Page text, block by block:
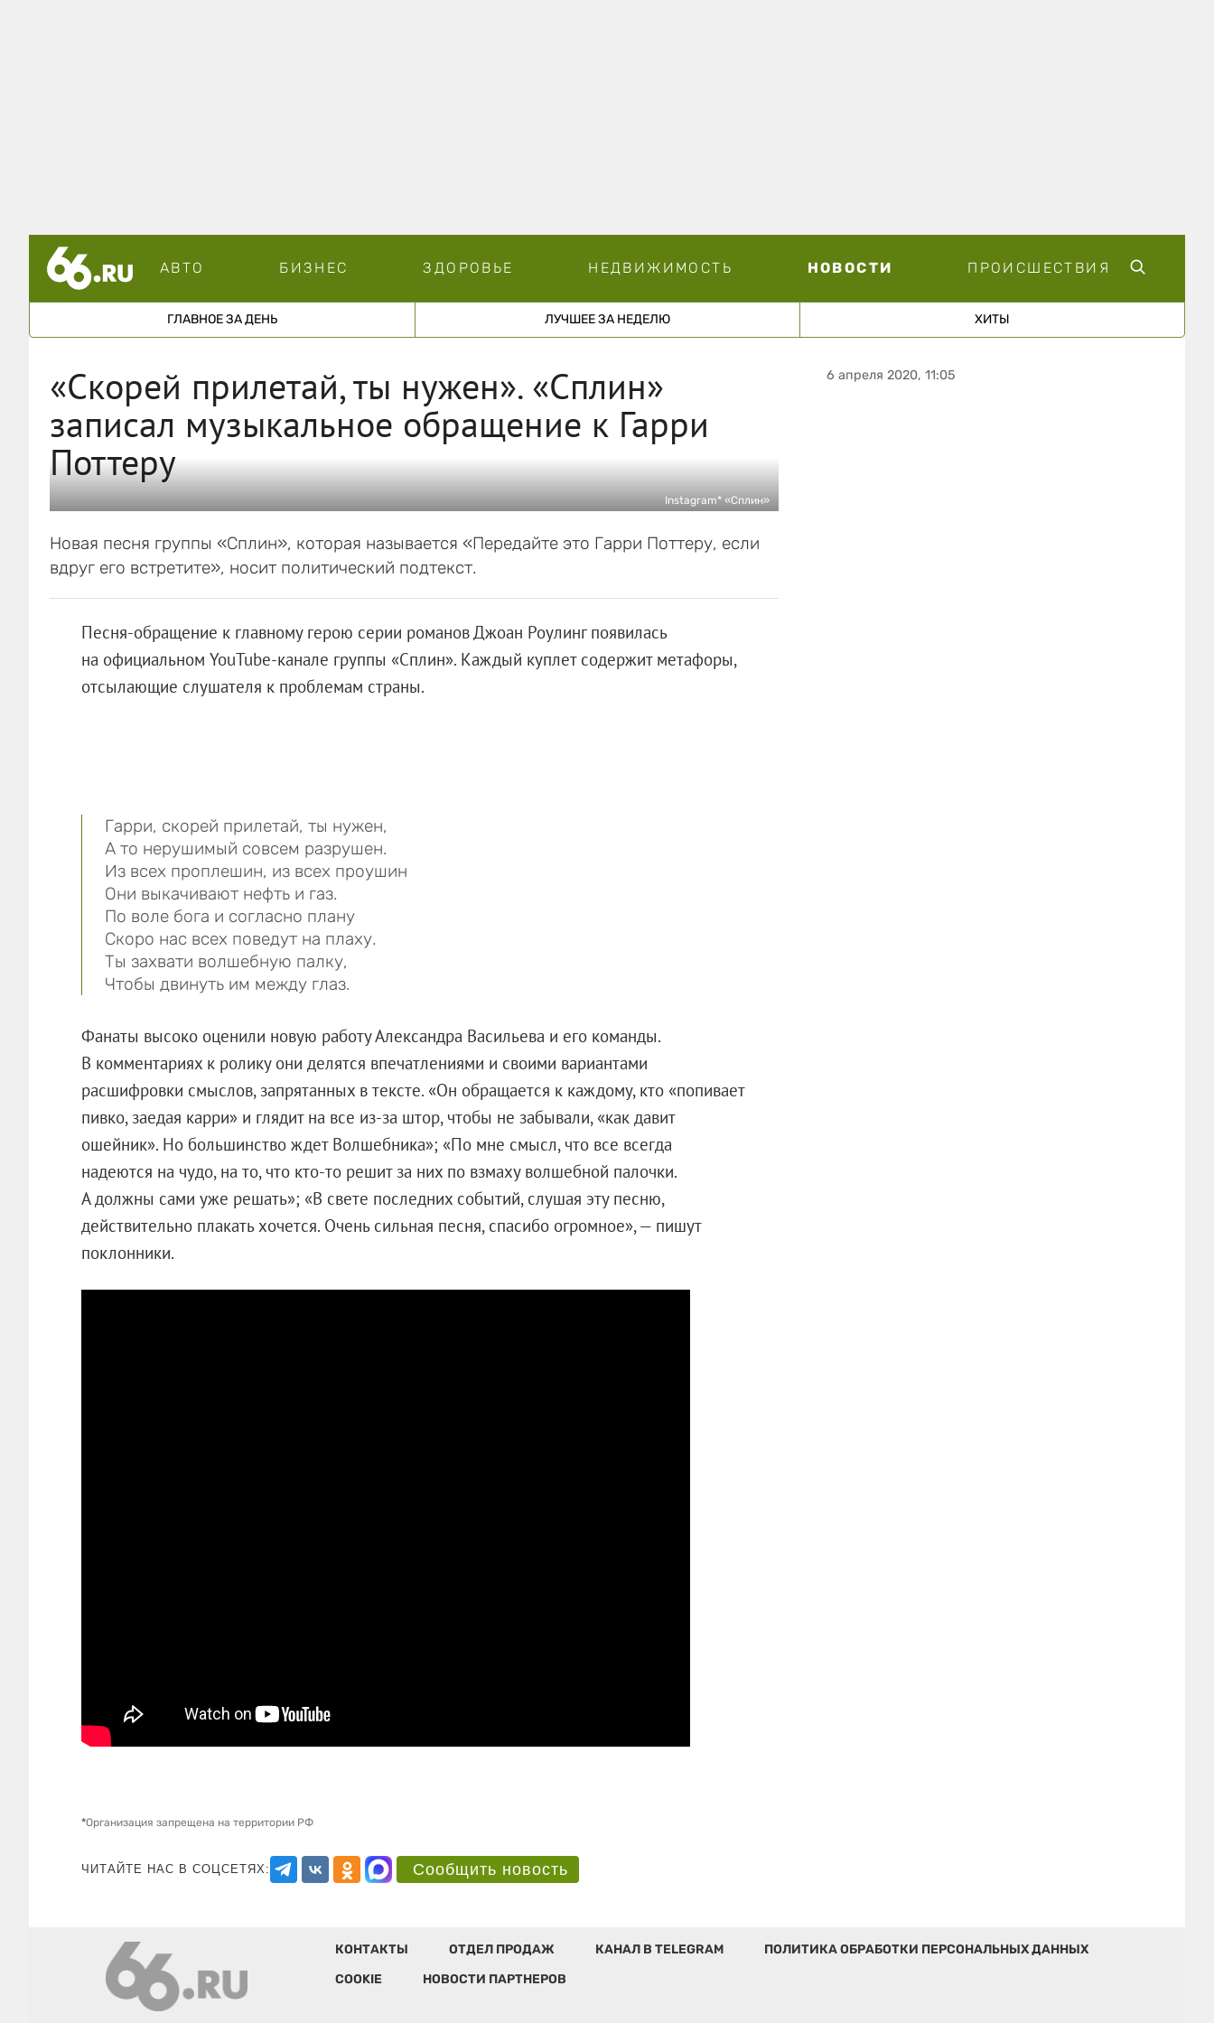
АВТО БИЗНЕС ЗДОРОВЬЕ НЕДВИЖИМОСТЬ НОВОСТИ ПРОИСШЕСТВИЯ
ГЛАВНОЕ ЗА ДЕНЬ ЛУЧШЕЕ ЗА НЕДЕЛЮ ХИТЫ
«Скорей прилетай, ты нужен». «Сплин»
записал музыкальное обращение к Гарри
Поттеру
Instagram* «Сплин»
Новая песня группы «Сплин», которая называется «Передайте это Гарри Поттеру, если
вдруг его встретите», носит политический подтекст.
Песня-обращение к главному герою серии романов Джоан Роулинг появилась
на официальном YouTube-канале группы «Сплин». Каждый куплет содержит метафоры,
отсылающие слушателя к проблемам страны.
Гарри, скорей прилетай, ты нужен,
А то нерушимый совсем разрушен.
Из всех проплешин, из всех проушин
Они выкачивают нефть и газ.
По воле бога и согласно плану
Скоро нас всех поведут на плаху.
Ты захвати волшебную палку,
Чтобы двинуть им между глаз.
Фанаты высоко оценили новую работу Александра Васильева и его команды.
В комментариях к ролику они делятся впечатлениями и своими вариантами
расшифровки смыслов, запрятанных в тексте. «Он обращается к каждому, кто «попивает
пивко, заедая карри» и глядит на все из-за штор, чтобы не забывали, «как давит
ошейник». Но большинство ждет Волшебника»; «По мне смысл, что все всегда
надеются на чудо, на то, что кто-то решит за них по взмаху волшебной палочки.
А должны сами уже решать»; «В свете последних событий, слушая эту песню,
действительно плакать хочется. Очень сильная песня, спасибо огромное», — пишут
поклонники.
*Организация запрещена на территории РФ
ЧИТАЙТЕ НАС В СОЦСЕТЯХ: Сообщить новость
6 апреля 2020, 11:05
КОНТАКТЫ ОТДЕЛ ПРОДАЖ КАНАЛ В TELEGRAM
ПОЛИТИКА ОБРАБОТКИ ПЕРСОНАЛЬНЫХ ДАННЫХ
COOKIE
НОВОСТИ ПАРТНЕРОВ